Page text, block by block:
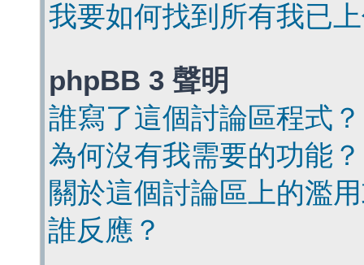
我要如何找到所有我已
phpBB 3 聲明
誰寫了這個討論區程式？
為何沒有我需要的功能？
關於這個討論區上的濫
誰反應？